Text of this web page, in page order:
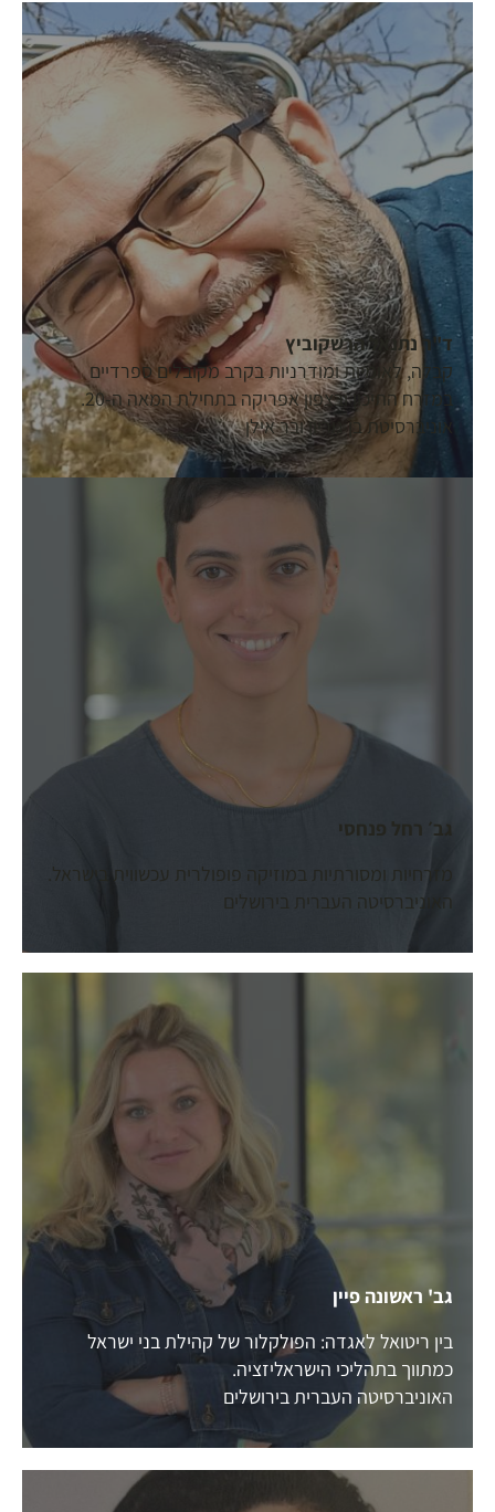
ד"ר נתנאל הרשקוביץ
קבלה, לאומיות ומודרניות בקרב מקובלים ספרדיים
במזרח התיכון ובצפון אפריקה בתחילת המאה ה-20.
אוניברסיטת בן גוריון ובר אילן
גב׳ רחל פנחסי
מזרחיות ומסורתיות במוזיקה פופולרית עכשווית בישראל.
האוניברסיטה העברית בירושלים
גב' ראשונה פיין
בין ריטואל לאגדה: הפולקלור של קהילת בני ישראל
כמתווך בתהליכי הישראליזציה.
האוניברסיטה העברית בירושלים